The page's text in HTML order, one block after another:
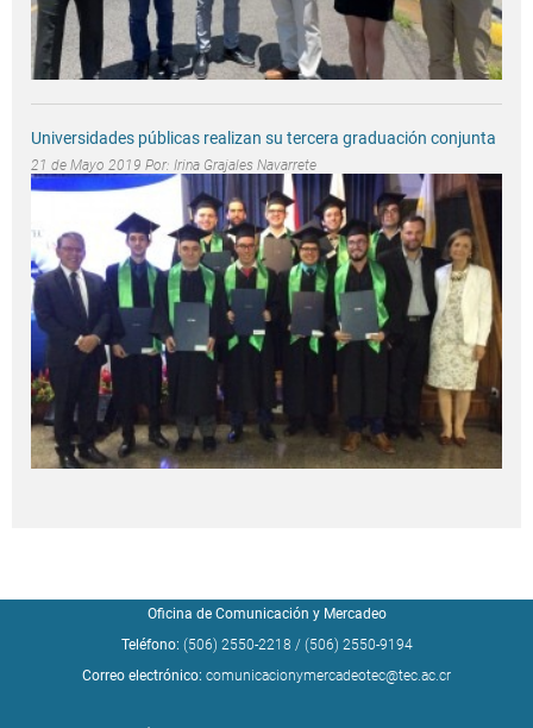
Universidades públicas realizan su tercera graduación conjunta
21 de Mayo 2019 Por: Irina Grajales Navarrete
Oficina de Comunicación y Mercadeo
Teléfono: (506) 2550-2218 / (506) 2550-9194
Correo electrónico: comunicacionymercadeotec@tec.ac.cr